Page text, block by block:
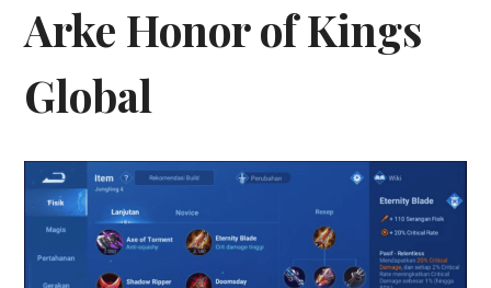
Arke Honor of Kings
Global